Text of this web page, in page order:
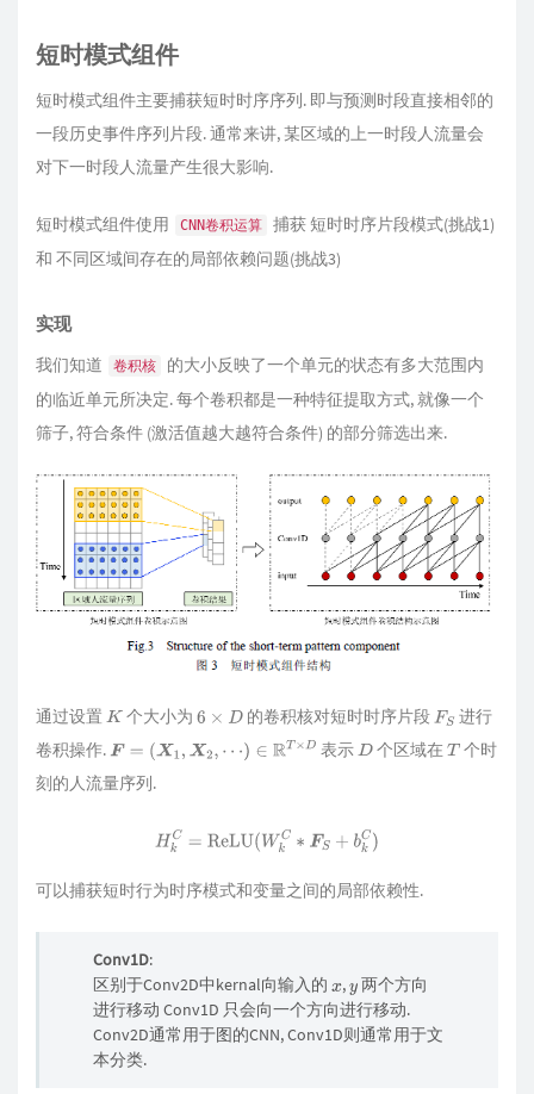
短时模式组件
短时模式组件主要捕获短时时序序列. 即与预测时段直接相邻的
一段历史事件序列片段. 通常来讲, 某区域的上一时段人流量会
对下一时段人流量产生很大影响.
短时模式组件使用 CNN卷积运算
捕获 短时时序片段模式(挑战1)
和 不同区域间存在的局部依赖问题(挑战3)
实现
我们知道 卷积核
的大小反映了一个单元的状态有多大范围内
的临近单元所决定. 每个卷积都是一种特征提取方式, 就像一个
筛子, 符合条件 (激活值越大越符合条件) 的部分筛选出来.
通过设置 K 个大小为 6×D 的卷积核对短时时序片段FS 进行
卷积操作. F= (X1 ,X2,⋯) ∈RT× D 表示D 个区域在 T 个时
刻的人流量序列.
HkC =ReLU(WkC∗F S+b kC )
可以捕获短时行为时序模式和变量之间的局部依赖性.
Conv1D:
区别于Conv2D中kernal向输入的 x,y两个方向
进行移动 Conv1D 只会向一个方向进行移动.
Conv2D通常用于图的CNN, Conv1D则通常用于文
本分类.